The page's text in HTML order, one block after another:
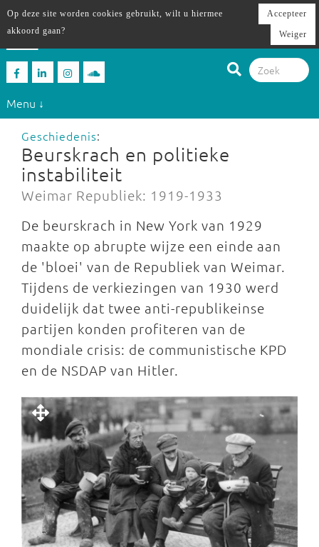
Menu ↓
Geschiedenis:
Beurskrach en politieke
instabiliteit
Weimar Republiek: 1919-1933
De beurskrach in New York van 1929
maakte op abrupte wijze een einde aan
de 'bloei' van de Republiek van Weimar.
Tijdens de verkiezingen van 1930 werd
duidelijk dat twee anti-republikeinse
partijen konden profiteren van de
mondiale crisis: de communistische KPD
en de NSDAP van Hitler.
Op deze site worden cookies gebruikt, wilt u hiermee
akkoord gaan?
Accepteer
Weiger